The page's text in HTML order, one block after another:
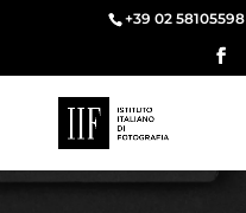
+39 02 58105598